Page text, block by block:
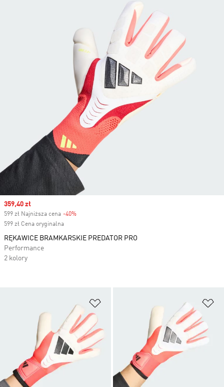
Sale price
359,40 zł
599 zł Najniższa cena -40%
599 zł Cena oryginalna
RĘKAWICE BRAMKARSKIE PREDATOR PRO
Performance
2 kolory